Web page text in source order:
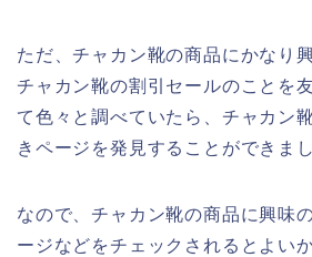
ただ、チャカン靴の商品にかなり
チャカン靴の割引セールのことを
て色々と調べていたら、チャカン
きページを発見することができま
なので、チャカン靴の商品に興味
ージなどをチェックされるとよい